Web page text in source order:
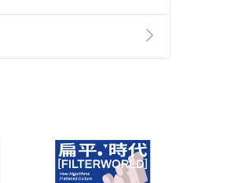
「非以有形媒介提供之數位
「申請取消訂單/退
完成訂單
Complete